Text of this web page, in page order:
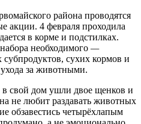
района проводятся
акции. 4 февраля проходила
в корме и подстилках.
необходимого —
сухих кормов и
за животными.
в свой дом ушли двое щенков и
не любит раздавать животных
обзавестись четырёхлапым